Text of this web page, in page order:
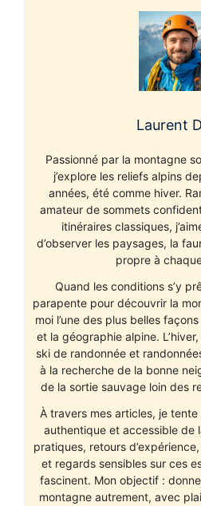
Laurent
Passionné par la montagne
j’explore les reliefs alpins
années, été comme hiver.
amateur de sommets
itinéraires classiques,
d’observer les paysages, la
propre à
Quand les conditions s’y
parapente pour découvrir la
moi l’une des plus belles
et la géographie alpine.
ski de randonnée et
à la recherche de la bonne
de la sortie sauvage loin des
À travers mes articles, je
authentique et accessible de
pratiques, retours
et regards sensibles sur ces
fascinent. Mon objectif :
montagne autrement, avec